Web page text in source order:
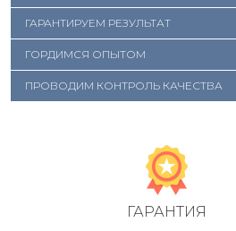
ГАРАНТИРУЕМ РЕЗУЛЬТАТ
ГОРДИМСЯ ОПЫТОМ
ПРОВОДИМ КОНТРОЛЬ КАЧЕСТВА
ГАРАНТИЯ